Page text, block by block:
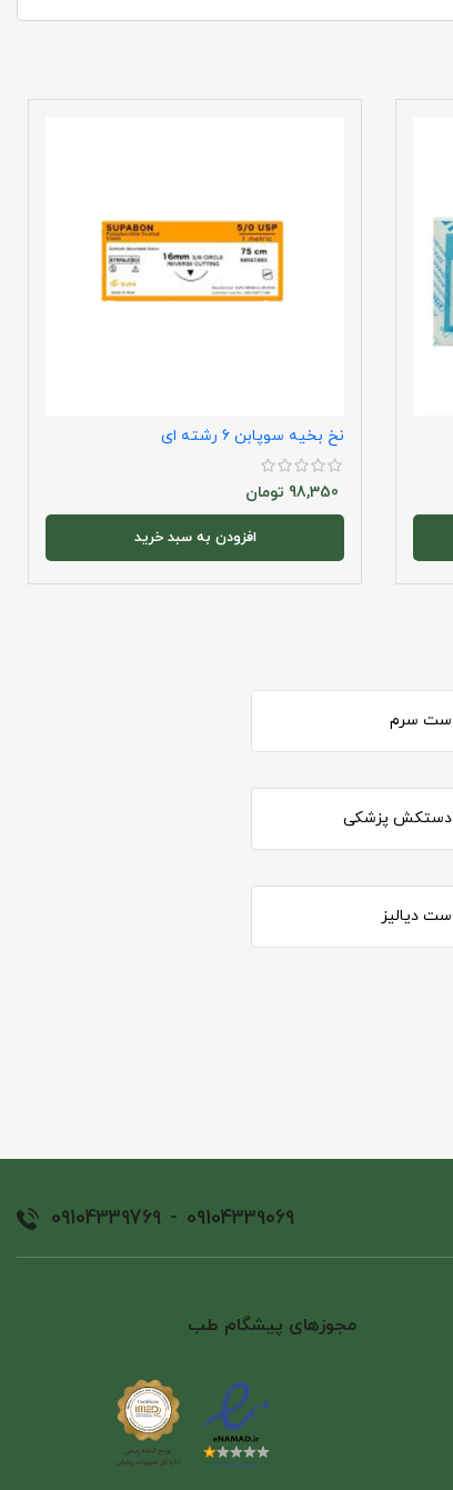
نخ بخیه سوپابن 6 رشته ای
98,350 تومان
افزودن به سبد خرید
ست سرم
دستکش پزشکی
ست دیالیز
09104339069
-
09104339769
مجوزهای پیشگام طب